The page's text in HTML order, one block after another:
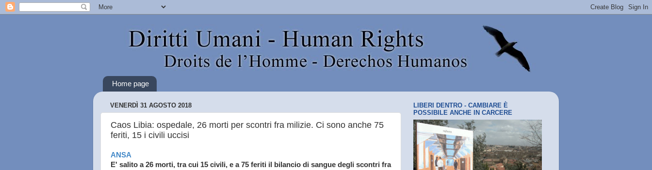
Home page
VENERDÌ 31 AGOSTO 2018
Caos Libia: ospedale, 26 morti per scontri fra milizie. Ci sono anche 75
feriti, 15 i civili uccisi
ANSA
E' salito a 26 morti, tra cui 15 civili, e a 75 feriti il bilancio di sangue degli scontri fra
LIBERI DENTRO - CAMBIARE È
POSSIBILE ANCHE IN CARCERE